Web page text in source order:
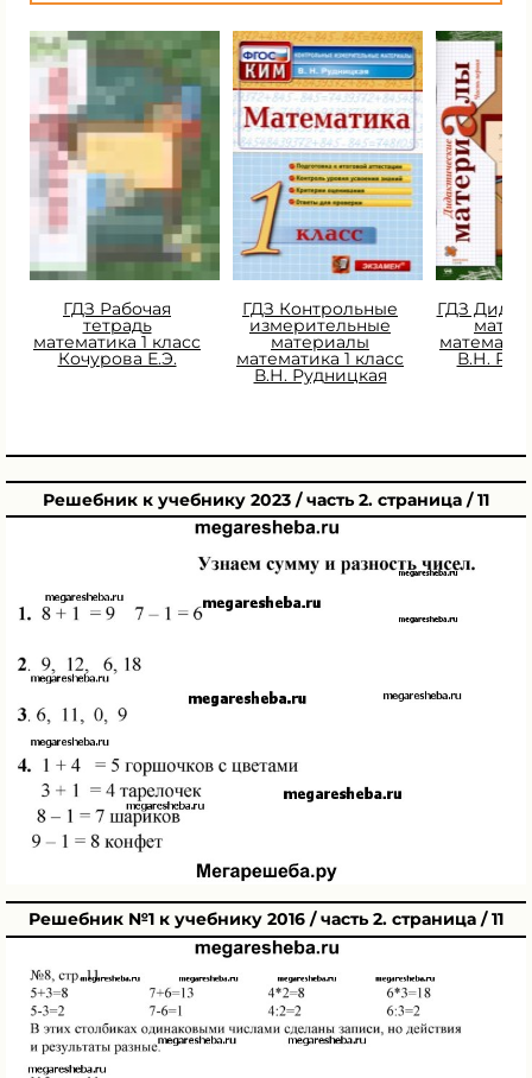
ГДЗ Рабочая
тетрадь
математика 1 класс
Кочурова Е.Э.
ГДЗ Контрольные
измерительные
материалы
математика 1 класс
В.Н. Рудницкая
ГДЗ
В.Н.
Решебник к учебнику 2023 / часть 2. страница / 11
Решебник №1 к учебнику 2016 / часть 2. страница / 11